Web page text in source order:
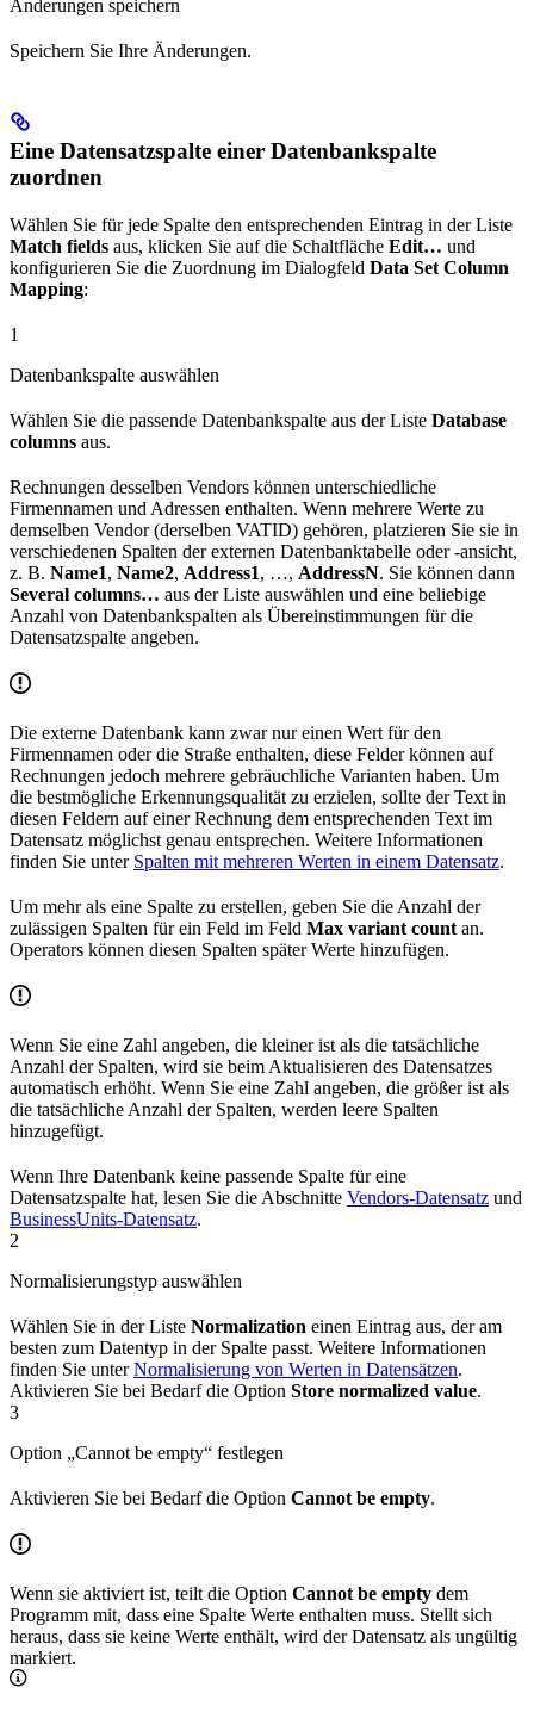
Änderungen speichern
Speichern Sie Ihre Änderungen.
Eine Datensatzspalte einer Datenbankspalte
zuordnen
Wählen Sie für jede Spalte den entsprechenden Eintrag in der Liste
Match fields aus, klicken Sie auf die Schaltfläche Edit… und
konfigurieren Sie die Zuordnung im Dialogfeld Data Set Column
Mapping:
1
Datenbankspalte auswählen
Wählen Sie die passende Datenbankspalte aus der Liste Database
columns aus.
Rechnungen desselben Vendors können unterschiedliche
Firmennamen und Adressen enthalten. Wenn mehrere Werte zu
demselben Vendor (derselben VATID) gehören, platzieren Sie sie in
verschiedenen Spalten der externen Datenbanktabelle oder -ansicht,
z. B. Name1, Name2, Address1, …, AddressN. Sie können dann
Several columns… aus der Liste auswählen und eine beliebige
Anzahl von Datenbankspalten als Übereinstimmungen für die
Datensatzspalte angeben.
Die externe Datenbank kann zwar nur einen Wert für den
Firmennamen oder die Straße enthalten, diese Felder können auf
Rechnungen jedoch mehrere gebräuchliche Varianten haben. Um
die bestmögliche Erkennungsqualität zu erzielen, sollte der Text in
diesen Feldern auf einer Rechnung dem entsprechenden Text im
Datensatz möglichst genau entsprechen. Weitere Informationen
finden Sie unter Spalten mit mehreren Werten in einem Datensatz.
Um mehr als eine Spalte zu erstellen, geben Sie die Anzahl der
zulässigen Spalten für ein Feld im Feld Max variant count an.
Operators können diesen Spalten später Werte hinzufügen.
Wenn Sie eine Zahl angeben, die kleiner ist als die tatsächliche
Anzahl der Spalten, wird sie beim Aktualisieren des Datensatzes
automatisch erhöht. Wenn Sie eine Zahl angeben, die größer ist als
die tatsächliche Anzahl der Spalten, werden leere Spalten
hinzugefügt.
Wenn Ihre Datenbank keine passende Spalte für eine
Datensatzspalte hat, lesen Sie die Abschnitte Vendors-Datensatz und
BusinessUnits-Datensatz.
2
Normalisierungstyp auswählen
Wählen Sie in der Liste Normalization einen Eintrag aus, der am
besten zum Datentyp in der Spalte passt. Weitere Informationen
finden Sie unterNormalisierung von Werten in Datensätzen.
Aktivieren Sie bei Bedarf die Option Store normalized value.
3
Option „Cannot be empty“ festlegen
Aktivieren Sie bei Bedarf die Option Cannot be empty.
Wenn sie aktiviert ist, teilt die Option Cannot be empty dem
Programm mit, dass eine Spalte Werte enthalten muss. Stellt sich
heraus, dass sie keine Werte enthält, wird der Datensatz als ungültig
markiert.